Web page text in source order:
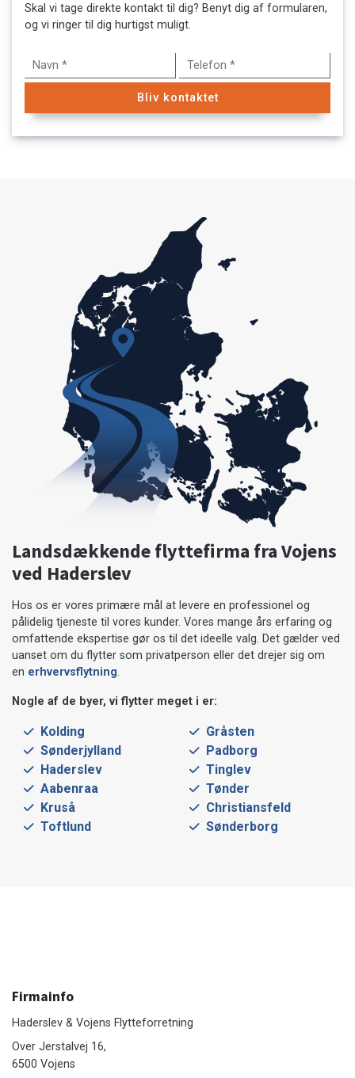
Skal vi tage direkte kontakt til dig? Benyt dig af formularen,
og vi ringer til dig hurtigst muligt.
Landsdækkende flyttefirma fra Vojens
ved Haderslev
Hos os er vores primære mål at levere en professionel og
pålidelig tjeneste til vores kunder. Vores mange års erfaring og
omfattende ekspertise gør os til det ideelle valg. Det gælder ved
uanset om du flytter som privatperson eller det drejer sig om
en erhvervsflytning.
Nogle af de byer, vi flytter meget i er:
Kolding
Sønderjylland
Haderslev
Aabenraa
Kruså
Toftlund
Gråsten
Padborg
Tinglev
Tønder
Christiansfeld
Sønderborg
Firmainfo
Haderslev & Vojens Flytteforretning
Over Jerstalvej 16,
6500 Vojens